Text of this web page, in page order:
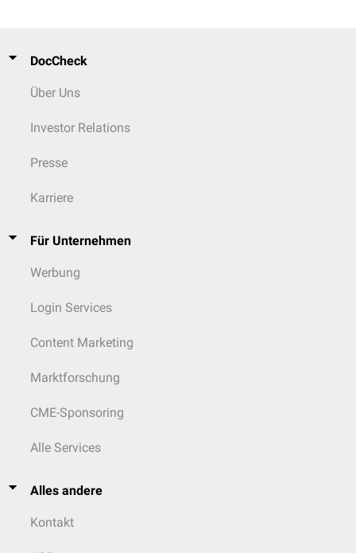
DocCheck
Über Uns
Investor Relations
Presse
Karriere
Für Unternehmen
Werbung
Login Services
Content Marketing
Marktforschung
CME-Sponsoring
Alle Services
Alles andere
Kontakt